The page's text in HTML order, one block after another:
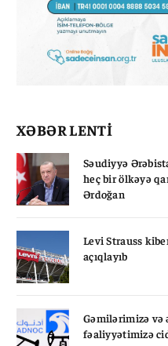
XƏBƏR LENTİ
Səudiyyə
heç bir ölkəyə
Ərdoğan
Levi Strauss
açıqlayıb
Gəmilərimizə və
fəaliyyətimizə